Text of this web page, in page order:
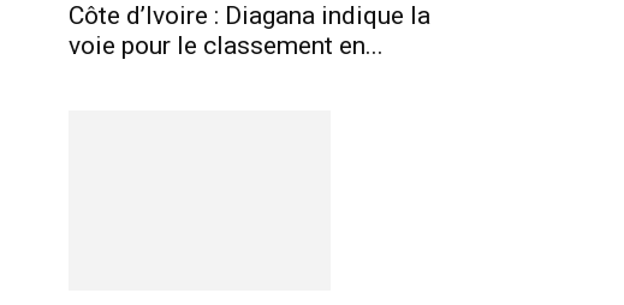
Côte d’Ivoire : Diagana indique la
voie pour le classement en...